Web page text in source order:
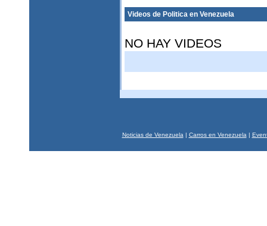
Videos de Politica en Venezuela
NO HAY VIDEOS
Noticias de Venezuela | Carros en Venezuela |